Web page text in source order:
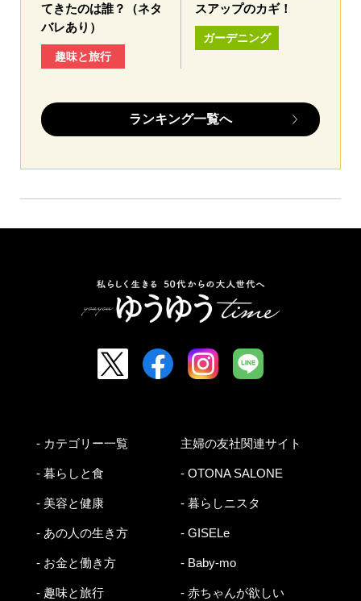
てきたのは誰？（ネタ
バレあり）
趣味と旅行
スアップのカギ！
ガーデニング
ランキング一覧へ
- カテゴリー一覧
- 暮らしと食
- 美容と健康
- あの人の生き方
- お金と働き方
- 趣味と旅行
主婦の友社関連サイト
- OTONA SALONE
- 暮らしニスタ
- GISELe
- Baby-mo
- 赤ちゃんが欲しい